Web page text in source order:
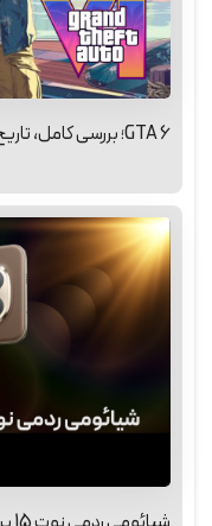
GTA 6؛ بررسی کامل، تاریخ انتشار، گیم‌پلی و جدیدترین اخبار